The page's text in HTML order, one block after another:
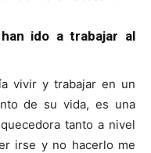
ido a trabajar al
vivir y trabajar en un
de su vida, es una
tanto a nivel
irse y no hacerlo me